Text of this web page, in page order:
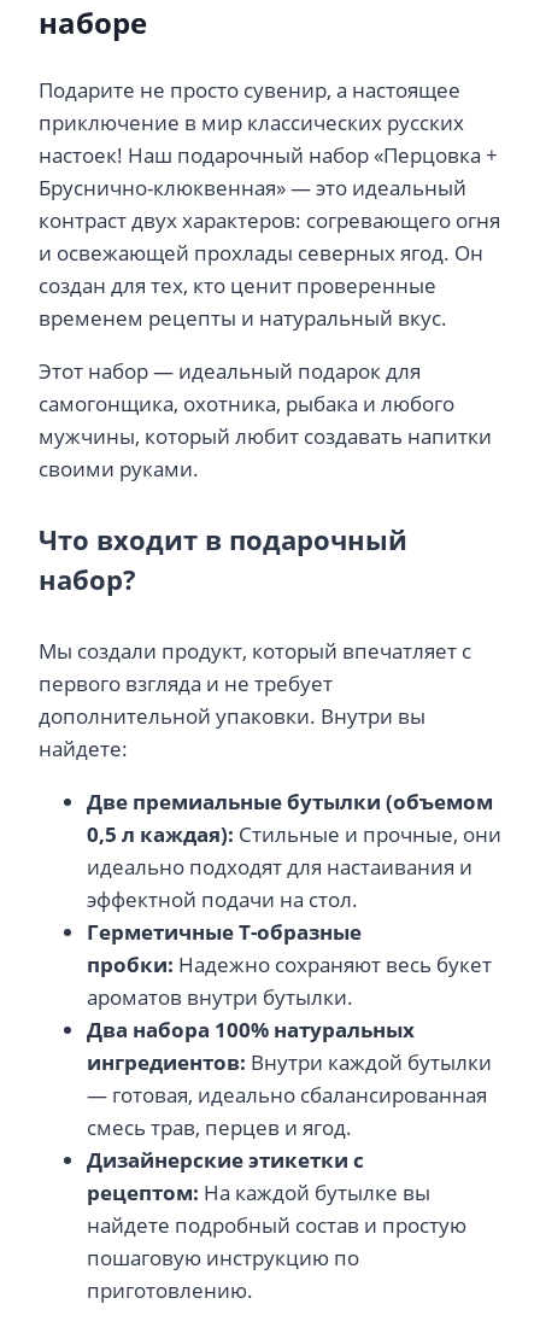
наборе
Подарите не просто сувенир, а настоящее
приключение в мир классических русских
настоек! Наш подарочный набор «Перцовка +
Бруснично-клюквенная» — это идеальный
контраст двух характеров: согревающего огня
и освежающей прохлады северных ягод. Он
создан для тех, кто ценит проверенные
временем рецепты и натуральный вкус.
Этот набор — идеальный подарок для
самогонщика, охотника, рыбака и любого
мужчины, который любит создавать напитки
своими руками.
Что входит в подарочный
набор?
Мы создали продукт, который впечатляет с
первого взгляда и не требует
дополнительной упаковки. Внутри вы
найдете:
Две премиальные бутылки (объемом
0,5 л каждая): Стильные и прочные, они
идеально подходят для настаивания и
эффектной подачи на стол.
Герметичные Т-образные
пробки: Надежно сохраняют весь букет
ароматов внутри бутылки.
Два набора 100% натуральных
ингредиентов: Внутри каждой бутылки
— готовая, идеально сбалансированная
смесь трав, перцев и ягод.
Дизайнерские этикетки с
рецептом: На каждой бутылке вы
найдете подробный состав и простую
пошаговую инструкцию по
приготовлению.